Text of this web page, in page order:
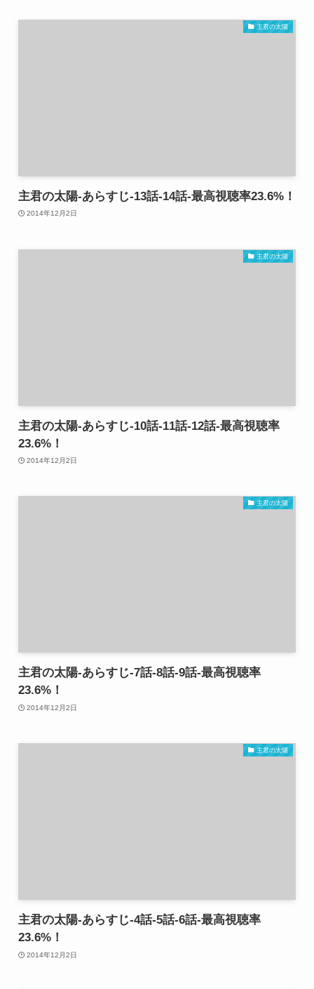
主君の太陽
主君の太陽-あらすじ-13話-14話-最高視聴率23.6%！
2014年12月2日
主君の太陽
主君の太陽-あらすじ-10話-11話-12話-最高視聴率
23.6%！
2014年12月2日
主君の太陽
主君の太陽-あらすじ-7話-8話-9話-最高視聴率
23.6%！
2014年12月2日
主君の太陽
主君の太陽-あらすじ-4話-5話-6話-最高視聴率
23.6%！
2014年12月2日